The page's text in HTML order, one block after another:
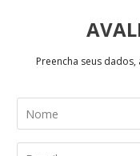
Preencha seus